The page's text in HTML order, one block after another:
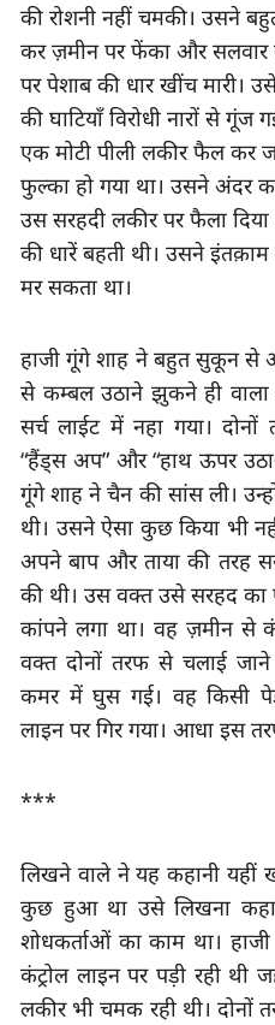
की रोशनी नहीं चमकी। उसने
कर ज़मीन पर फेंका और सलवार
पर पेशाब की धार खींच मारी।
की घाटियाँ विरोधी नारों से
एक मोटी पीली लकीर फैल कर
फुल्का हो गया था। उसने अंदर
उस सरहदी लकीर पर फैला
की धारें बहती थी। उसने
मर सकता था।
हाजी गूंगे शाह ने बहुत सुकून से
से कम्बल उठाने झुकने ही
सर्च लाईट में नहा गया।
“हैंड्स अप” और “हाथ ऊपर
गूंगे शाह ने चैन की सांस ली।
थी। उसने ऐसा कुछ किया भी
अपने बाप और ताया की तरह
की थी। उस वक्त उसे सरहद
कांपने लगा था। वह ज़मीन से
वक्त दोनों तरफ से चलाई
कमर में घुस गई। वह किसी
लाइन पर गिर गया। आधा इस
***
लिखने वाले ने यह कहानी यहीं
कुछ हुआ था उसे लिखना
शोधकर्ताओं का काम था।
कंट्रोल लाइन पर पड़ी रही थी
लकीर भी चमक रही थी।